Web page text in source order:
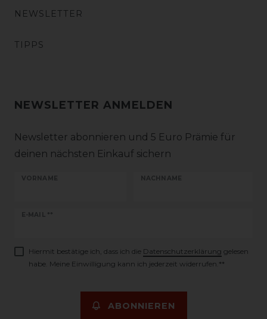
NEWSLETTER
TIPPS
NEWSLETTER ANMELDEN
Newsletter abonnieren und 5 Euro Prämie für
deinen nächsten Einkauf sichern
VORNAME NACHNAME
E-MAIL **
Newsletter
Hiermit bestätige ich, dass ich die Daten­schutz­erklärung gelesen
habe. Meine Einwilligung kann ich jederzeit widerrufen.**
ABONNIEREN